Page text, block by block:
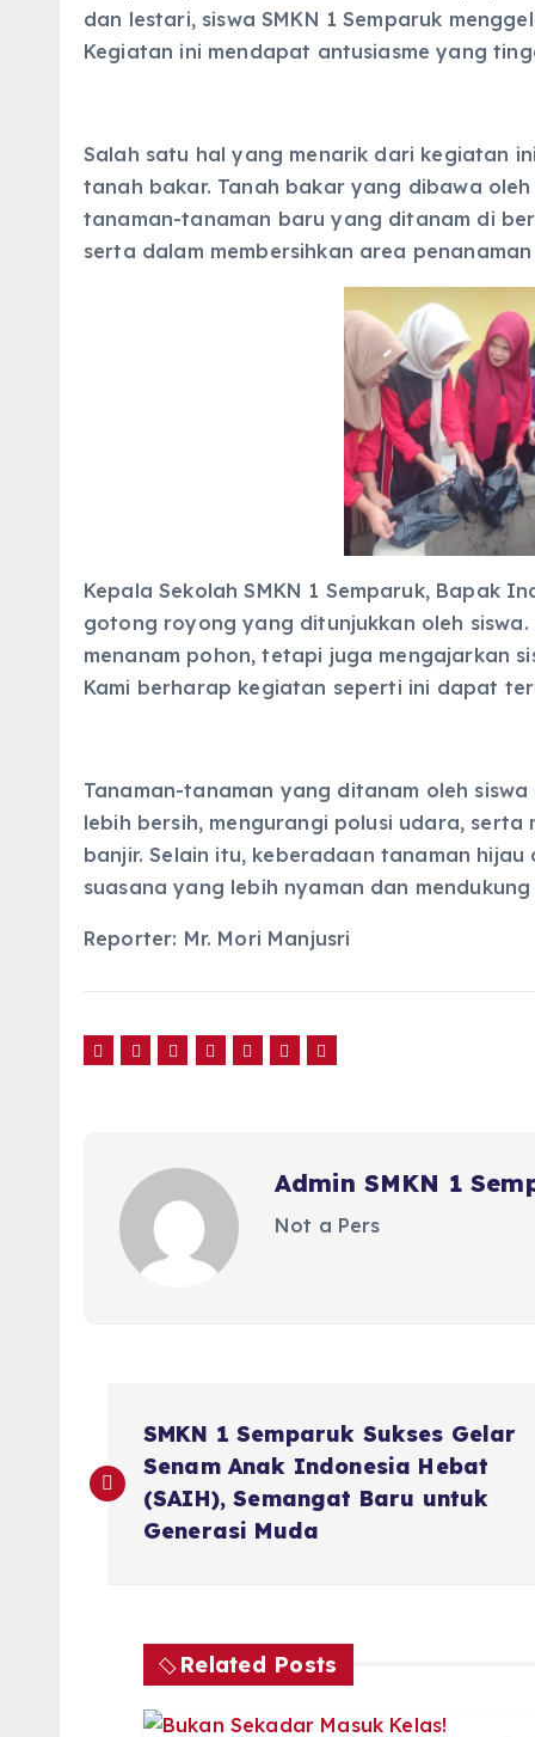
dan lestari, siswa SMKN 1 Semparuk
Kegiatan ini mendapat antusiasme yang
Salah satu hal yang menarik dari kegiatan
tanah bakar. Tanah bakar yang dibawa
tanaman-tanaman baru yang ditanam di
serta dalam membersihkan area
Kepala Sekolah SMKN 1 Semparuk, Bapak
gotong royong yang ditunjukkan oleh
menanam pohon, tetapi juga mengajarkan
Kami berharap kegiatan seperti ini dapat
Tanaman-tanaman yang ditanam oleh
lebih bersih, mengurangi polusi udara,
banjir. Selain itu, keberadaan tanaman
suasana yang lebih nyaman dan
Reporter: Mr. Mori Manjusri
Admin SMKN 1
Not a Pers
o
SMKN 1 Semparuk Sukses Gelar
Senam Anak Indonesia Hebat
(SAIH), Semangat Baru untuk
Generasi Muda
Related Posts